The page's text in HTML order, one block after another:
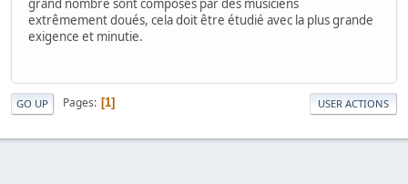
grand nombre sont composés par des musiciens
extrêmement doués, cela doit être étudié avec la plus grande
exigence et minutie.
GO UP Pages 1 USER ACTIONS